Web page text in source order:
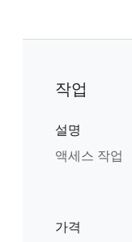
작업
설명
액세스 작업
가격